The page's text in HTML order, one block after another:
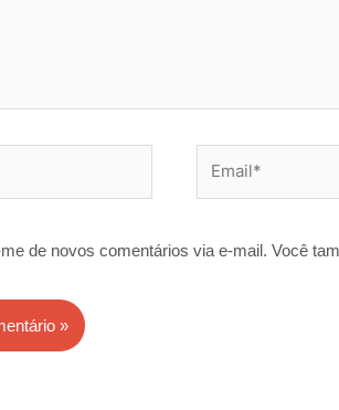
de novos comentários via e-mail. Você